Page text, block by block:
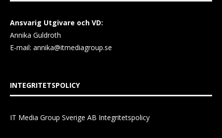
Ansvarig Utgivare och VD:
Annika Guldroth
E-mail: annika@itmediagroup.se
INTEGRITETSPOLICY
IT Media Group Sverige AB Integritetspolicy